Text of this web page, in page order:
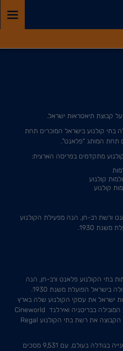
קבוצת תיאטראות ישראל.
בתי קולנוע בישראל המוכרים תחת
תחת המותג "פלאנט".
מתקדמים בפריסה הארצית:
ורשת רב-חן, הנה מפעילת הקולנוע
1930.
בתי הקולנוע פלאנט ורב-חן, הנה
בישראל הפועלת משנת 1930.
ישראל את עסקי הקולנוע שלה בארץ
ובאירופה עם רשת בתי הקולנוע המובילה בבריטניה ואירלנד Cineworld
(סינוורלד), ובשנת 2018 רכשה הקבוצה את רשת בתי הקולנוע Regal
הרשת הממוזגת היא הרשת השנייה בגודלה בעולם, עם 9,531 מסכים